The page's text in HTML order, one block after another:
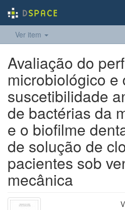
Ver item
Avaliação do
microbiológico e
suscetibilidade
de bactérias da
e o biofilme
de solução de
pacientes sob
mecânica